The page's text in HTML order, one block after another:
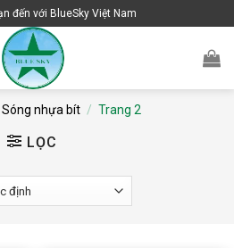
đến với BlueSky Việt Nam
Sóng nhựa bít / Trang 2
LỌC